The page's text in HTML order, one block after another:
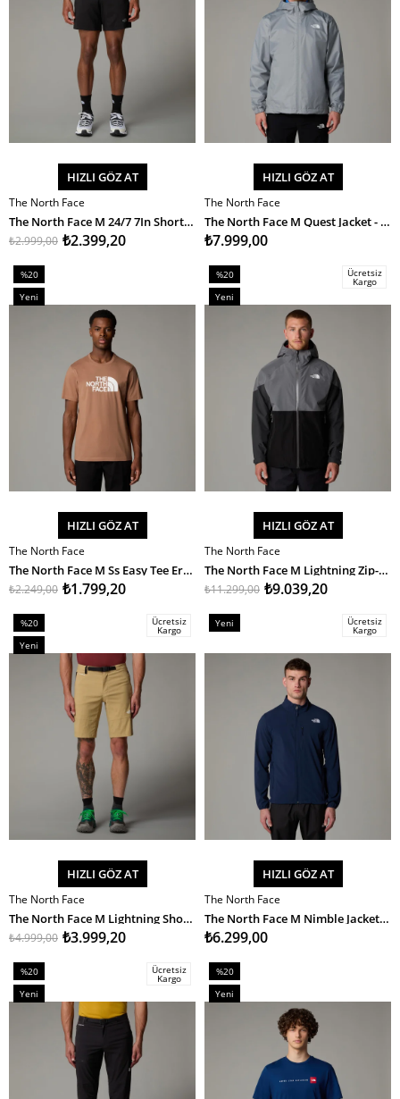
SEPETE EKLE
HIZLI GÖZ AT
The North Face
The North Face M 24/7 7In Short Erkek Şort
₺2.399,20
₺2.999,00
SEPETE EKLE
HIZLI GÖZ AT
The North Face
The North Face M Quest Jacket - Eu Erkek Mont
₺7.999,00
SEPETE EKLE
%20
İndirim
%20İndirim
Yeni
HIZLI GÖZ AT
The North Face
The North Face M Ss Easy Tee Erkek T-Shirt
₺1.799,20
₺2.249,00
SEPETE EKLE
%20
İndirim
%20İndirim
Yeni
Ücretsiz
Kargo
HIZLI GÖZ AT
The North Face
The North Face M Lightning Zip-In Jacket Erkek Mont
₺9.039,20
₺11.299,00
SEPETE EKLE
%20
İndirim
%20İndirim
Yeni
Ücretsiz
Kargo
HIZLI GÖZ AT
The North Face
The North Face M Lightning Short - Eu Erkek Şort
₺3.999,20
₺4.999,00
SEPETE EKLE
Yeni
Ücretsiz
Kargo
HIZLI GÖZ AT
The North Face
The North Face M Nimble Jacket - Eu Erkek Ceket
₺6.299,00
%20
İndirim
%20İndirim
Yeni
Ücretsiz
Kargo
%20
İndirim
%20İndirim
Yeni